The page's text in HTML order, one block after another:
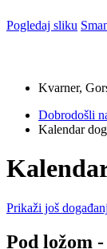
Pogledaj sliku
Kvarner,
Dobrodošli
Kalendar
Prikaži još
Pod ložom